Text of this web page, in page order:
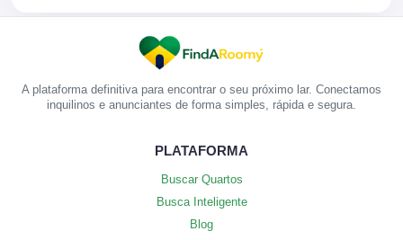
A plataforma definitiva para encontrar o seu próximo lar. Conectamos
inquilinos e anunciantes de forma simples, rápida e segura.
PLATAFORMA
Buscar Quartos
Busca Inteligente
Blog